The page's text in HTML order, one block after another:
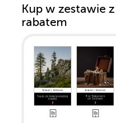
Kup w zestawie
rabatem